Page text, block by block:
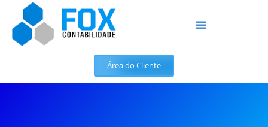
Área do Cliente